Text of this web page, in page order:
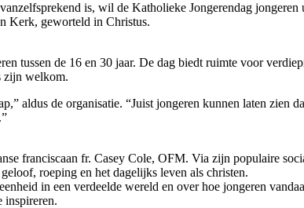
is, wil de Katholieke Jongerendag
Kerk, geworteld in Christus.
tussen de 16 en 30 jaar. De dag biedt ruimte voor
zijn welkom.
aldus de organisatie. “Juist jongeren kunnen laten zien
franciscaan fr. Casey Cole, OFM. Via zijn populaire
roeping en het dagelijks leven als christen.
in een verdeelde wereld en over hoe jongeren
inspireren.